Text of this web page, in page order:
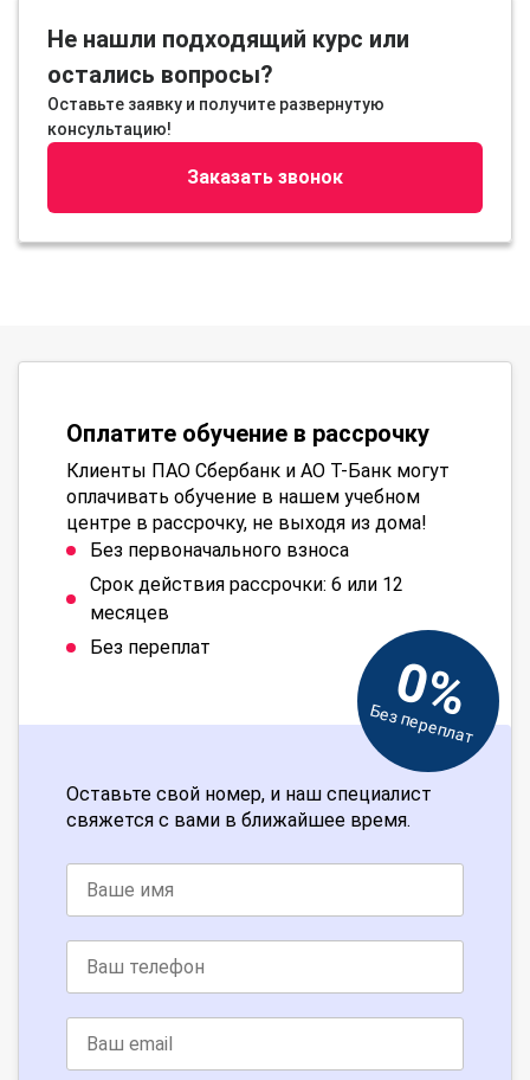
Не нашли подходящий курс или
остались вопросы?
Оставьте заявку и получите развернутую
консультацию!
Заказать звонок
Оплатите обучение в рассрочку
Клиенты ПАО Сбербанк и АО Т-Банк могут
оплачивать обучение в нашем учебном
центре в рассрочку, не выходя из дома!
Без первоначального взноса
Срок действия рассрочки: 6 или 12
месяцев
Без переплат
0%
Без переплат
Оставьте свой номер, и наш специалист
свяжется с вами в ближайшее время.